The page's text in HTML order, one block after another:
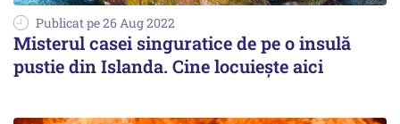
Publicat pe 26 Aug 2022
Misterul casei singuratice de pe o insulă
pustie din Islanda. Cine locuieşte aici